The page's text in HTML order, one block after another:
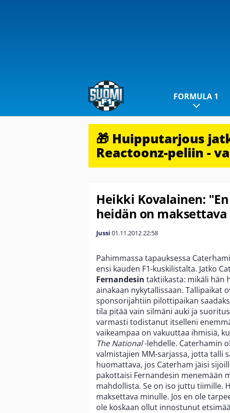
FORMULA 1
🎁 Huipputarjous
Reactoonz-peliin -
Heikki Kovalainen:
heidän on
Jussi 01.11.201222:58
Pahimmassa tapauksessa
ensi kauden F1-kuskilistalta. Jatko
Fernandesin taktiikasta: mikäli hän
ainakaan nykytallissaan. Tallipaikat
sponsorijahtiin pilottipaikan
tila pitää vain silmäni auki ja
varmasti todistanut itselleni
vaikeampaa on vakuuttaa ihmisiä,
The National-lehdelle. Caterhamin
valmistajien MM-sarjassa, jotta talli
huomattava, jos Caterham jäisi
pakottaisi Fernandesin menemään
mahdollista. Se on iso juttu tiimille.
maksettava minulle. Jos en ole
ole koskaan ollut innostunut